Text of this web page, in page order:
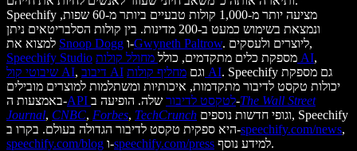
Speechify מציעה יותר מ-1,000 קולות טבעיים ביותר מ-60 שפות,
ונמצאת בשימוש כמעט ב-200 מדינות. בין קולות הסלבריטאים ניתן
Snoop Dogg ו-Gwyneth Paltrow
. ליוצרים ולעסקים,
Speechify Studio
מספקת כלים מתקדמים, כולל מחולל קולות AI,
שיבוטי קול AI, דיבוב AI וגם מחליף קולות AI. Speechify גם מספקת
יכולות טקסט לדיבור מתקדמות, איכותיות ומשתלמות למוצרים מובילים
באמצעות ה-
API לטקסט לדיבורשלה. הופיעה ב-The Wall Street
Journal, CNBC, Forbes, TechCrunch
היא ספקית טקסט לדיבור הגדולה בעולם. בקרו ב-speechify.com/news,
speechify.com/blog ו-speechify.com/press למידע נוסף.